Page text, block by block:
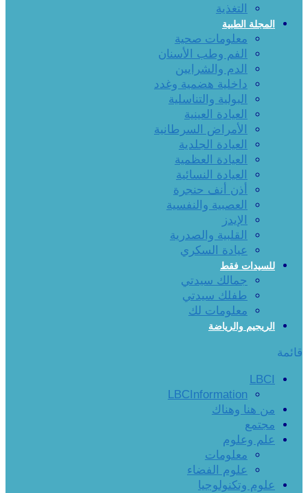
التغذية
المجلة الطبية
معلومات صحية
الفم وطب الأسنان
الدم والشرايين
داخلية هضمية وغدد
البولية والتناسلية
العيادة العينية
الأمراض السرطانية
العيادة الجلدية
العيادة العظمية
العيادة النسائية
أذن أنف حنجرة
العصبية والنفسية
الإيدز
القلبية والصدرية
عيادة السكري
للسيدات فقط
جمالك سيدتي
طفلك سيدتي
معلومات لك
الريجيم والرياضة
قائمة
LBCI
LBCInformation
من هنا وهناك
مجتمع
علم وعلوم
معلومات
علوم الفضاء
علوم وتكنولوجيا